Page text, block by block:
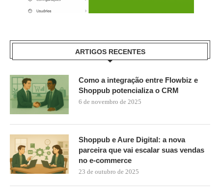
ARTIGOS RECENTES
Como a integração entre Flowbiz e
Shoppub potencializa o CRM
6 de novembro de 2025
Shoppub e Aure Digital: a nova
parceira que vai escalar suas vendas
no e-commerce
23 de outubro de 2025